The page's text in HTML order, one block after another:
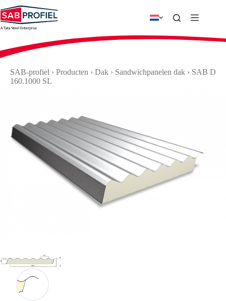
naar
de
inhoud
SAB-profiel › Producten › Dak › Sandwichpanelen dak › SAB D
160.1000 SL